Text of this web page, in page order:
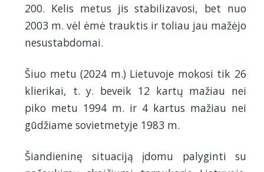
200. Kelis metus jis stabilizavosi, bet nuo
2003 m. vėl ėmė trauktis ir toliau jau mažėjo
nesustabdomai.
Šiuo metu (2024 m.) Lietuvoje mokosi tik 26
klierikai, t. y. beveik 12 kartų mažiau nei
piko metu 1994 m. ir 4 kartus mažiau nei
gūdžiame sovietmetyje 1983 m.
Šiandieninę situaciją įdomu palyginti su